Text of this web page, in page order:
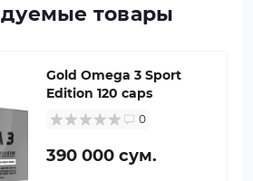
товары
Gold Omega 3 Sport
Edition 120 caps
0
390 000 сум.